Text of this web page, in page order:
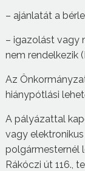
– ajánlatát a
– igazolást vagy
nem rendelkezik
Az
hiánypótlási
A pályázattal
vagy
polgármesternél
Rákóczi út 116.,